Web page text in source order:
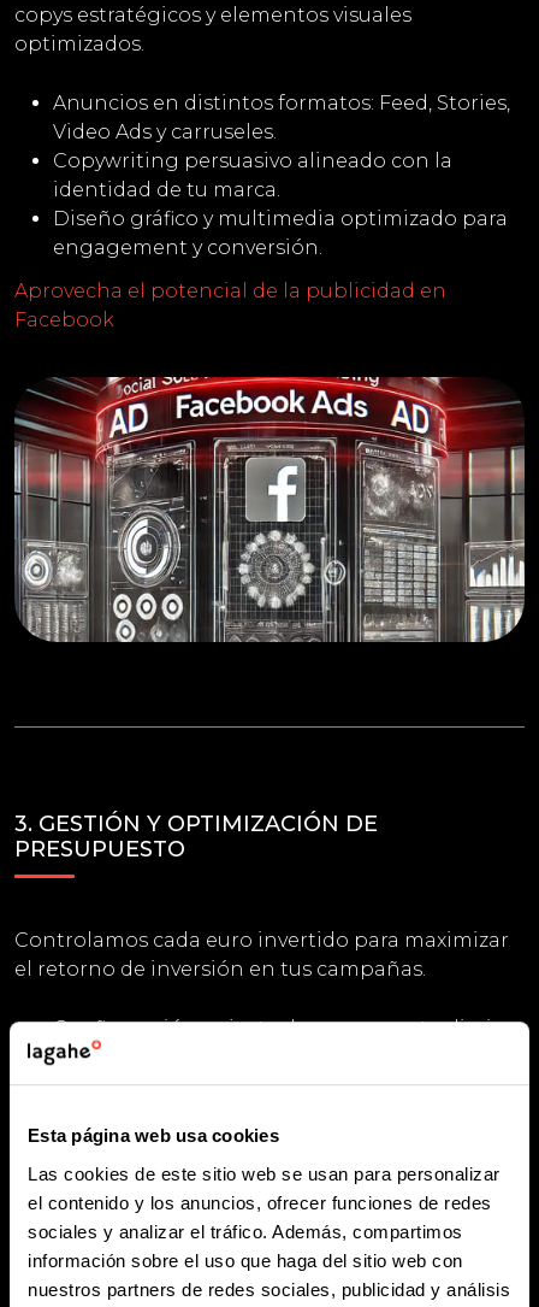
Esta página web usa cookies
Las cookies de este sitio web se usan para personalizar
el contenido y los anuncios, ofrecer funciones de redes
sociales y analizar el tráfico. Además, compartimos
información sobre el uso que haga del sitio web con
nuestros partners de redes sociales, publicidad y análisis
copys estratégicos y elementos visuales
optimizados.
Anuncios en distintos formatos: Feed, Stories,
Video Ads y carruseles.
Copywriting persuasivo alineado con la
identidad de tu marca.
Diseño gráfico y multimedia optimizado para
engagement y conversión.
Aprovecha el potencial de la publicidad en
Facebook
3. GESTIÓN Y OPTIMIZACIÓN DE
PRESUPUESTO
Controlamos cada euro invertido para maximizar
el retorno de inversión en tus campañas.
Configuración y ajuste de presupuesto diario y
total.
Monitorización de métricas clave (CTR, CPC,
Optimización de pujas para reducir costes y
mejorar resultados.
Estrategias para optimizar tu inversión
publicitaria